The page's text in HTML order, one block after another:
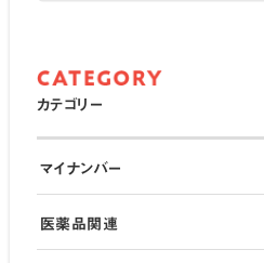
カテゴリー
マイナンバー
医薬品関連